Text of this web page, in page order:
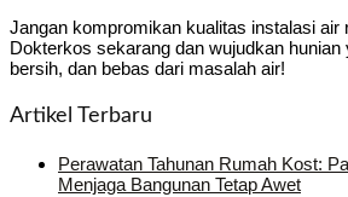
Jangan kompromikan kualitas instalasi air
Dokterkos sekarang dan wujudkan hunian
bersih, dan bebas dari masalah air!
Artikel Terbaru
Perawatan Tahunan Rumah Kost:
Menjaga Bangunan Tetap Awet